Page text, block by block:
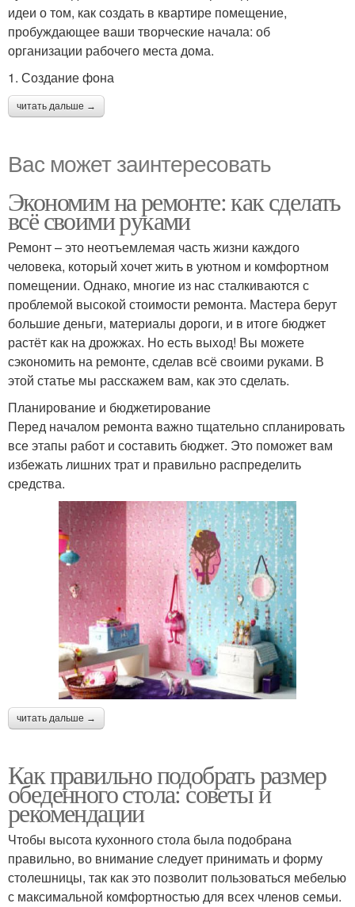
идеи о том, как создать в квартире помещение,
пробуждающее ваши творческие начала: об
организации рабочего места дома.
1. Создание фона
читать дальше →
Вас может заинтересовать
Экономим на ремонте: как сделать
всё своими руками
Ремонт – это неотъемлемая часть жизни каждого
человека, который хочет жить в уютном и комфортном
помещении. Однако, многие из нас сталкиваются с
проблемой высокой стоимости ремонта. Мастера берут
большие деньги, материалы дороги, и в итоге бюджет
растёт как на дрожжах. Но есть выход! Вы можете
сэкономить на ремонте, сделав всё своими руками. В
этой статье мы расскажем вам, как это сделать.
Планирование и бюджетирование
Перед началом ремонта важно тщательно спланировать
все этапы работ и составить бюджет. Это поможет вам
избежать лишних трат и правильно распределить
средства.
читать дальше →
Как правильно подобрать размер
обеденного стола: советы и
рекомендации
Чтобы высота кухонного стола была подобрана
правильно, во внимание следует принимать и форму
столешницы, так как это позволит пользоваться мебелью
с максимальной комфортностью для всех членов семьи.